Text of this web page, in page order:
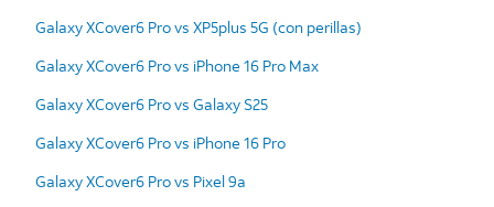
Galaxy XCover6 Pro vs XP5plus 5G (con perillas)
Galaxy XCover6 Pro vs iPhone 16 Pro Max
Galaxy XCover6 Pro vs Galaxy S25
Galaxy XCover6 Pro vs iPhone 16 Pro
Galaxy XCover6 Pro vs Pixel 9a